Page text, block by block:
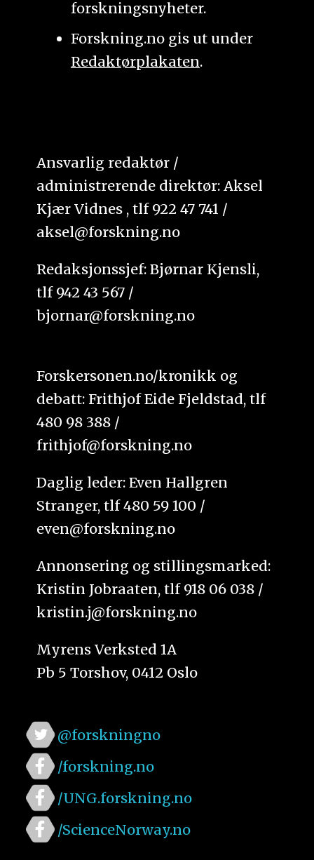
forskningsnyheter.
Forskning.no gis ut under
Redaktørplakaten.
Ansvarlig redaktør /
administrerende direktør: Aksel
Kjær Vidnes , tlf 922 47 741 /
aksel@forskning.no
Redaksjonssjef: Bjørnar Kjensli,
tlf 942 43 567 /
bjornar@forskning.no
Forskersonen.no/kronikk og
debatt: Frithjof Eide Fjeldstad, tlf
480 98 388 /
frithjof@forskning.no
Daglig leder: Even Hallgren
Stranger, tlf 480 59 100 /
even@forskning.no
Annonsering og stillingsmarked:
Kristin Jobraaten, tlf 918 06 038 /
kristin.j@forskning.no
Myrens Verksted 1A
Pb 5 Torshov, 0412 Oslo
@forskningno
/forskning.no
/UNG.forskning.no
/ScienceNorway.no